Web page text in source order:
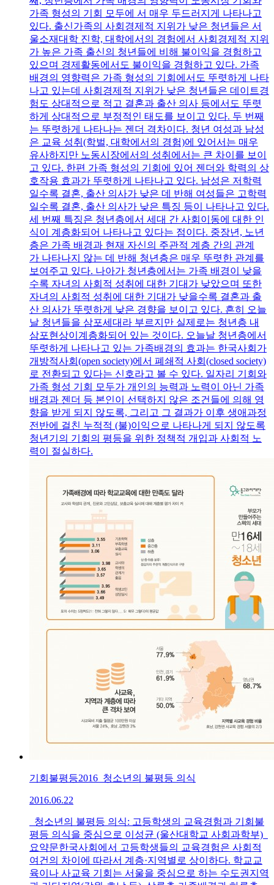
가족 형성의 기회 모두에 서 매우 두드러지게 나타나고
있다. 출신가족의 사회경제적 지위가 낮은 청년들은 서
울소재대학 진학, 대학에서의 경험에서 사회경제적 지위
가 높은 가족 출신의 청년들에 비해 불이익을 경험하고
있으며 경제활동에서도 불이익을 경험하고 있다. 가족
배경의 영향력은 가족 형성의 기회에서도 뚜렷하게 나타
나고 있는데 사회경제적 지위가 낮은 청년들은 데이트경
험도 상대적으로 적고 결혼과 출산 의사 등에서도 뚜렷
하게 상대적으로 부정적인 태도를 보이고 있다. 두 번째
는 뚜렷하게 나타나는 젠더 격차이다. 청년 여성과 남성
은 교육 성취(학벌, 대학에서의 경험)에 있어서는 매우
유사하지만 노동시장에서의 성취에서는 큰 차이를 보이
고 있다. 한편 가족 형성의 기회에 있어 젠더와 학력의 상
호작용 효과가 뚜렷하게 나타나고 있다. 남성은 저학력
일수록 결혼, 출산 의사가 낮은 데 반해 여성들은 고학력
일수록 결혼, 출산 의사가 낮은 특징 등이 나타나고 있다.
세 번째 특징은 청년층에서 세대 간 사회이동에 대한 인
식이 계층화되어 나타나고 있다는 점이다. 중장년, 노년
층은 가족 배경과 현재 자신의 주관적 계층 간의 관계
가 나타나지 않는 데 반해 청년층은 매우 뚜렷한 관계를
보여주고 있다. 나아가 청년층에서는 가족 배경이 낮을
수록 자녀의 사회적 성취에 대한 기대가 낮았으며 또한
자녀의 사회적 성취에 대한 기대가 낮을수록 결혼과 출
산 의사가 뚜렷하게 낮은 경향을 보이고 있다. 흔히 오늘
날 청년들을 삼포세대라 부르지만 실제로는 청년층 내
삼포현상이계층화되어 있는 것이다. 오늘날 청년층에서
뚜렷하게 나타나고 있는 가족배경의 효과는 한국사회가
개방적사회(open society)에서 폐쇄적 사회(closed society)
로 전환되고 있다는 신호라고 볼 수 있다. 일자리 기회와
가족 형성 기회 모두가 개인의 능력과 노력이 아닌 가족
배경과 젠더 등 본인이 선택하지 않은 조건들에 의해 영
향을 받게 되지 않도록, 그리고 그 결과가 이후 생애과정
전반에 걸친 누적적 (불)이익으로 나타나게 되지 않도록
청년기의 기회의 평등을 위한 정책적 개입과 사회적 노
력이 절실하다.
기회불평등2016_청소년의 불평등 의식
2016.06.22
청소년의 불평등 의식: 고등학생의 교육경험과 기회불
평등 의식을 중심으로 이성균 (울산대학교 사회과학부)
요약문한국사회에서 고등학생들의 교육경험은 사회적
여건의 차이에 따라서 계층·지역별로 상이하다. 학교교
육이나 사교육 기회는 서울을 중심으로 하는 수도권지역